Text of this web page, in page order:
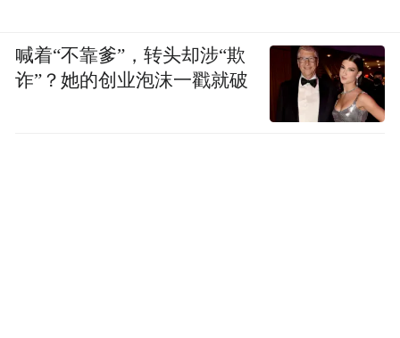
喊着“不靠爹”，转头却涉“欺
诈”？她的创业泡沫一戳就破